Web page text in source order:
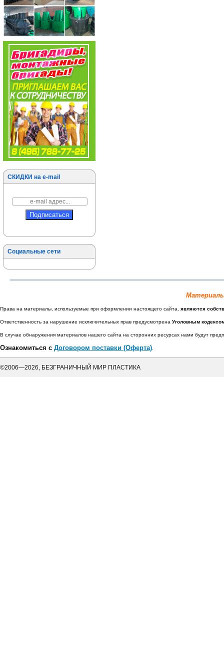
СКИДКИ на e-mail
Социальные сети
Права на материалы, используемые при оформлении настоящего сайта, являются
Ответственность за нарушение исключительных прав предусмотрена Уголовным
В случае обнаружения материалов нашего сайта на сторонних ресурсах нами будут
Ознакомиться с Договором поставки (Оферта).
©2006—2026, БЕЗГРАНИЧНЫЙ МИР ПЛАСТИКА